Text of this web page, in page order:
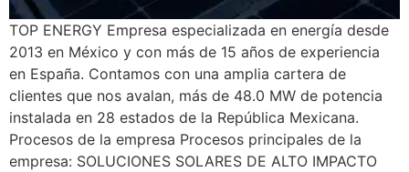
TOP ENERGY Empresa especializada en energía desde
2013 en México y con más de 15 años de experiencia
en España. Contamos con una amplia cartera de
clientes que nos avalan, más de 48.0 MW de potencia
instalada en 28 estados de la República Mexicana.
Procesos de la empresa Procesos principales de la
empresa: SOLUCIONES SOLARES DE ALTO IMPACTO